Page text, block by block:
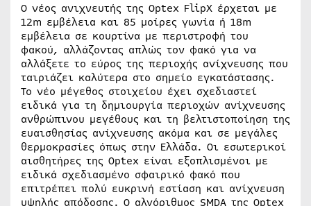
Ο νέος ανιχνευτής της Optex FlipX έρχεται με
12m εμβέλεια και 85 μοίρες γωνία ή 18m
εμβέλεια σε κουρτίνα με περιστροφή του
φακού, αλλάζοντας απλώς τον φακό για να
αλλάξετε το εύρος της περιοχής ανίχνευσης που
ταιριάζει καλύτερα στο σημείο εγκατάστασης.
Το νέο μέγεθος στοιχείου έχει σχεδιαστεί
ειδικά για τη δημιουργία περιοχών ανίχνευσης
ανθρώπινου μεγέθους και τη βελτιστοποίηση της
ευαισθησίας ανίχνευσης ακόμα και σε μεγάλες
θερμοκρασίες όπως στην Ελλάδα. Οι εσωτερικοί
αισθητήρες της Optex είναι εξοπλισμένοι με
ειδικά σχεδιασμένο σφαιρικό φακό που
επιτρέπει πολύ ευκρινή εστίαση και ανίχνευση
υψηλής απόδοσης. Ο αλγόριθμος SMDA της Optex